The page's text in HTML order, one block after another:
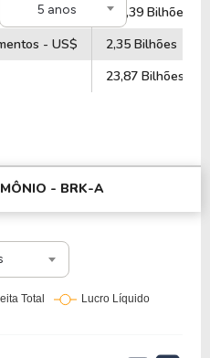
5 anos
- US$
-32,39 Bilhões
- US$
2,35 Bilhões
23,87 Bilhões
- BRK-A